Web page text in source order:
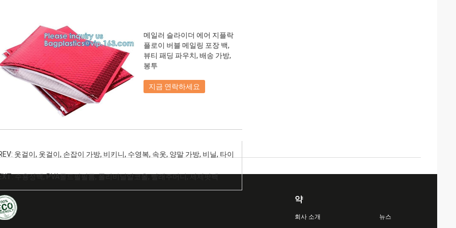
메일러 슬라이더 에어 지플락
플로이 버블 메일링 포장 백,
뷰티 패딩 파우치, 배송 가방,
봉투
지금 연락하세요
옷걸이, 옷걸이, 손잡이 가방, 비키니, 수영복, 속옷, 양말 가방, 비닐, 타이
수용성백, PVA몰드필필름, 폴리비닐알코올, 빨래주머니, 세제팟팩
약
회사 소개 뉴스